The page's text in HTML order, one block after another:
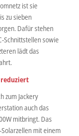
ist sie
zu sieben
Dafür stehen
Schnittstellen sowie
lädt das
reduziert
zum Jackery
auch das
mitbringt. Das
mit einem